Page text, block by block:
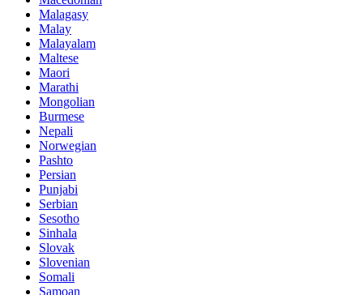
Malagasy
Malay
Malayalam
Maltese
Maori
Marathi
Mongolian
Burmese
Nepali
Norwegian
Pashto
Persian
Punjabi
Serbian
Sesotho
Sinhala
Slovak
Slovenian
Somali
Samoan